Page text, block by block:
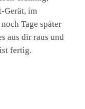
Gerät, im
Tage später
aus dir raus und
fertig.